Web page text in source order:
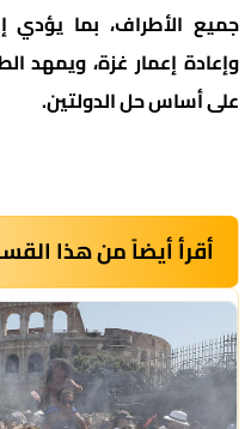
جميع الأطراف، بما يؤدي
وإعادة إعمار غزة، ويمهد
على أساس حل الدولتين.
أقرأ أيضاً من هذا القسم